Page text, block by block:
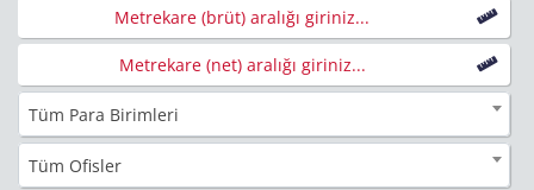
Metrekare (brüt) aralığı giriniz...
Metrekare (net) aralığı giriniz...
Tüm Para Birimleri
Tüm Ofisler